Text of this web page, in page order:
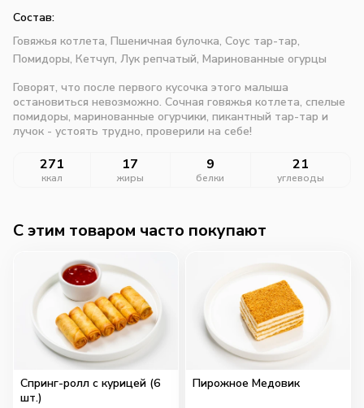
Состав:
Говяжья котлета, Пшеничная булочка, Соус тар-тар,
Помидоры, Кетчуп, Лук репчатый, Маринованные огурцы
Говорят, что после первого кусочка этого малыша
остановиться невозможно. Сочная говяжья котлета, спелые
помидоры, маринованные огурчики, пикантный тар-тар и
лучок - устоять трудно, проверили на себе!
271
ккал
17
жиры
9
белки
21
углеводы
C этим товаром часто покупают
Спринг-ролл с курицей (6
шт.)
Пирожное Медовик